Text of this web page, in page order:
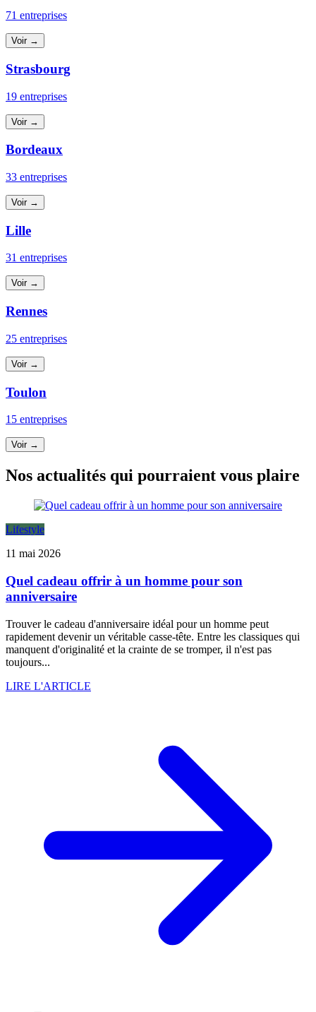
71 entreprises
Voir →
Strasbourg
19 entreprises
Voir →
Bordeaux
33 entreprises
Voir →
Lille
31 entreprises
Voir →
Rennes
25 entreprises
Voir →
Toulon
15 entreprises
Voir →
Nos actualités qui pourraient vous plaire
Lifestyle
11 mai 2026
Quel cadeau offrir à un homme pour son
anniversaire
Trouver le cadeau d'anniversaire idéal pour un homme peut
rapidement devenir un véritable casse-tête. Entre les classiques qui
manquent d'originalité et la crainte de se tromper, il n'est pas
toujours...
LIRE L'ARTICLE